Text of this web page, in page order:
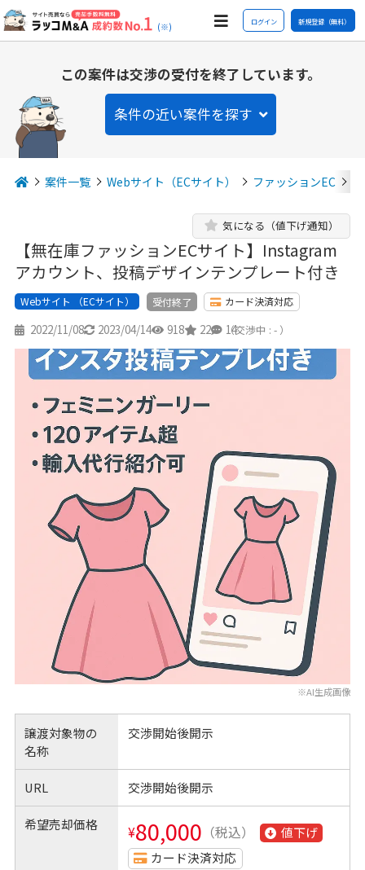
(※) ログイン 新規登録（無料）
この案件は交渉の受付を終了しています。
条件の近い案件を探す
案件一覧 Webサイト（ECサイト） ファッションEC
【無在庫ファッションECサイト】Instagram
アカウント、投稿デザインテンプレート付き
気になる（値下げ通知）
Webサイト （ECサイト） 受付終了 カード決済対応
2022/11/08 2023/04/14 918 22 14
（交渉中 : - ）
※AI生成画像
譲渡対象物の
名称
交渉開始後開示
URL 交渉開始後開示
希望売却価格 ¥80,000 （税込）
値下げ
カード決済対応